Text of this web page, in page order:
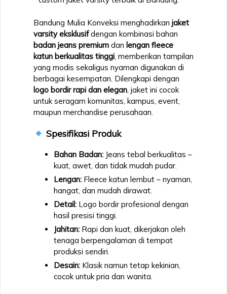
Bandung Mulia Konveksi menghadirkan jaket
varsity eksklusifdengan kombinasi bahan
badan jeans premium dan lengan fleece
katun berkualitas tinggi , memberikan tampilan
yang modis sekaligus nyaman digunakan di
berbagai kesempatan. Dilengkapi dengan
logo bordir rapi dan elegan , jaket ini cocok
untuk seragam komunitas, kampus, event,
maupun merchandise perusahaan.
Spesifikasi Produk
Bahan Badan: Jeans tebal berkualitas –
kuat, awet, dan tidak mudah pudar.
Lengan: Fleece katun lembut – nyaman,
hangat, dan mudah dirawat.
Detail: Logo bordir profesional dengan
hasil presisi tinggi.
Jahitan: Rapi dan kuat, dikerjakan oleh
tenaga berpengalaman di tempat
produksi sendiri.
Desain: Klasik namun tetap kekinian,
cocok untuk pria dan wanita.